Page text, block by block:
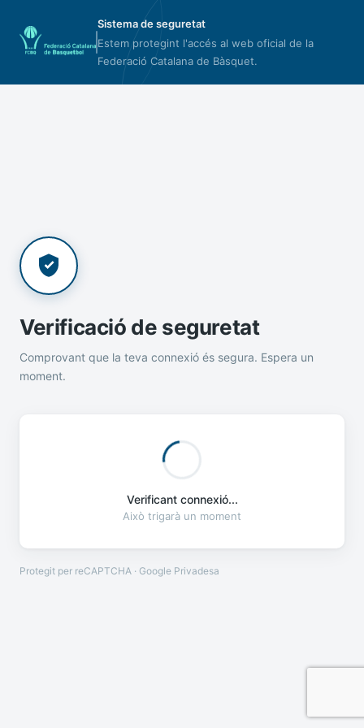
Sistema de seguretat
Estem protegint l'accés al web oficial de la
Federació Catalana de Bàsquet.
Verificació de seguretat
Comprovant que la teva connexió és segura. Espera un
moment.
Verificant connexió...
Això trigarà un moment
Protegit per reCAPTCHA · Google Privadesa